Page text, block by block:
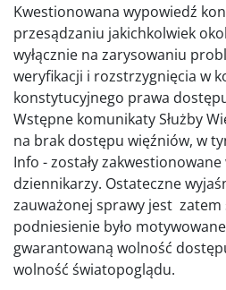
Kwestionowana wypowiedź
przesądzaniu jakichkolwiek
wyłącznie na zarysowaniu
weryfikacji i rozstrzygnięcia w
konstytucyjnego prawa
Wstępne komunikaty Służby
na brak dostępu więźniów, w
Info - zostały
dziennikarzy. Ostateczne
zauważonej sprawy jest zatem
podniesienie było
gwarantowaną wolność
wolność światopoglądu.